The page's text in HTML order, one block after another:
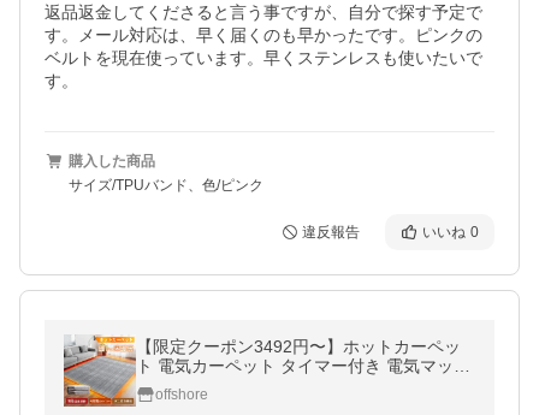
返品返金してくださると言う事ですが、自分で探す予定で
す。メール対応は、早く届くのも早かったです。ピンクの
ベルトを現在使っています。早くステンレスも使いたいで
す。
購入した商品
サイズ/TPUバンド、色/ピンク
違反報告 いいね 0
【限定クーポン3492円〜】ホットカーペッ
ト 電気カーペット タイマー付き 電気マット
速暖暖房 温度調節 足元暖房 床暖房2畳用 1
畳用 サイズ選択可 防寒対策
offshore